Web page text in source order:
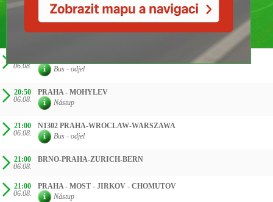
06.08.
Bus - odjel
20:50
06.08.
PRAHA - MOHYLEV
Nástup
21:00
06.08.
N1302 PRAHA-WROCLAW-WARSZAWA
Bus - odjel
21:00
06.08.
BRNO-PRAHA-ZURICH-BERN
21:00
06.08.
PRAHA - MOST - JIRKOV - CHOMUTOV
Nástup